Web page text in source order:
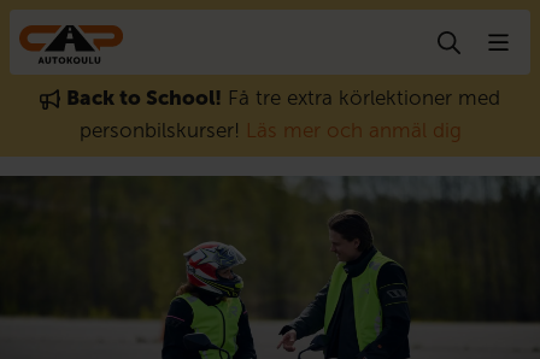
Gå till innehåll
Back to School! Få tre extra körlektioner med
personbilskurser! Läs mer och anmäl dig